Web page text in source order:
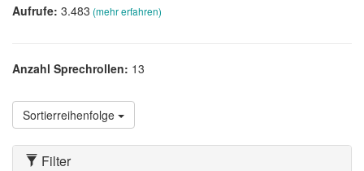
Aufrufe: 3.483 (mehr erfahren)
Anzahl Sprechrollen: 13
Sortierreihenfolge
Filter